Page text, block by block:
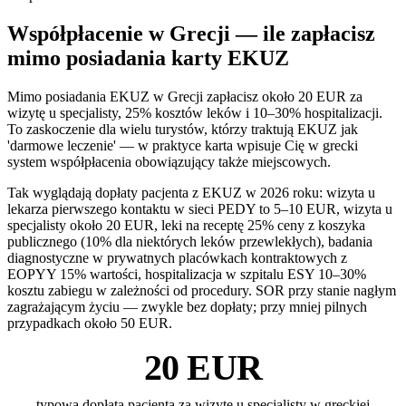
Współpłacenie w Grecji — ile zapłacisz
mimo posiadania karty EKUZ
Mimo posiadania EKUZ w Grecji zapłacisz około 20 EUR za
wizytę u specjalisty, 25% kosztów leków i 10–30% hospitalizacji.
To zaskoczenie dla wielu turystów, którzy traktują EKUZ jak
'darmowe leczenie' — w praktyce karta wpisuje Cię w grecki
system współpłacenia obowiązujący także miejscowych.
Tak wyglądają dopłaty pacjenta z EKUZ w 2026 roku: wizyta u
lekarza pierwszego kontaktu w sieci PEDY to 5–10 EUR, wizyta u
specjalisty około 20 EUR, leki na receptę 25% ceny z koszyka
publicznego (10% dla niektórych leków przewlekłych), badania
diagnostyczne w prywatnych placówkach kontraktowych z
EOPYY 15% wartości, hospitalizacja w szpitalu ESY 10–30%
kosztu zabiegu w zależności od procedury. SOR przy stanie nagłym
zagrażającym życiu — zwykle bez dopłaty; przy mniej pilnych
przypadkach około 50 EUR.
20 EUR